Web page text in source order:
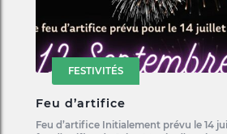
FESTIVITÉS
Feu d’artifice
Feu d’artifice Initialement prévu le 14